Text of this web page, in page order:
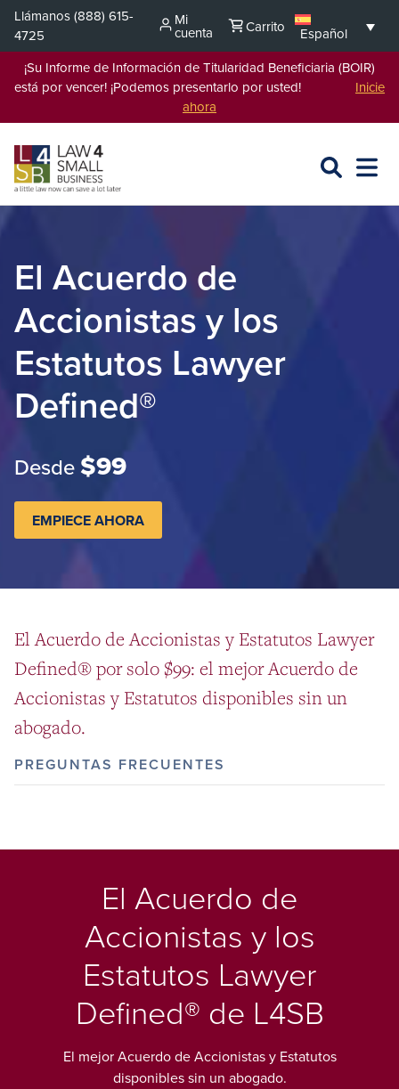
Saltar
contenido
Llámanos(888) 615-
4725
Mi
cuenta Carrito
Español
¡Su Informe de Información de Titularidad Beneficiaria (BOIR)
está por vencer! ¡Podemos presentarlo por usted! Inicie
ahora
BUSCAR
L4SB
ABRIR
El Acuerdo de
Accionistas y los
Estatutos Lawyer
Defined®
Desde $99
EMPIECE AHORA
El Acuerdo de Accionistas y Estatutos Lawyer
Defined® por solo $99: el mejor Acuerdo de
Accionistas y Estatutos disponibles sin un
abogado.
PREGUNTAS FRECUENTES
El Acuerdo de
Accionistas y los
Estatutos Lawyer
Defined® de L4SB
El mejor Acuerdo de Accionistas y Estatutos
disponibles sin un abogado.